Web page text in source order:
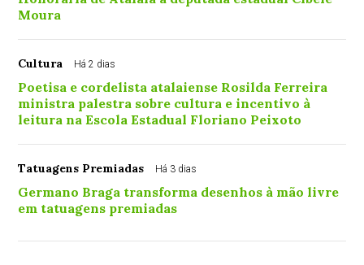
Moura
Cultura Há 2 dias
Poetisa e cordelista atalaiense Rosilda Ferreira
ministra palestra sobre cultura e incentivo à
leitura na Escola Estadual Floriano Peixoto
Tatuagens Premiadas Há 3 dias
Germano Braga transforma desenhos à mão livre
em tatuagens premiadas